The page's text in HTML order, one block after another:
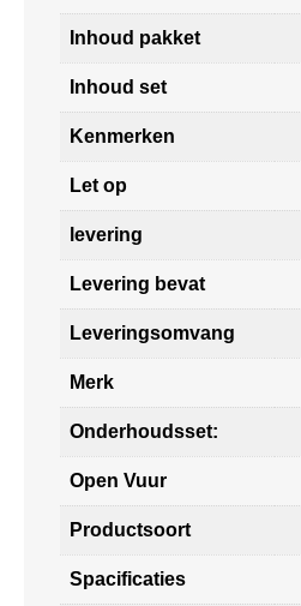
Inhoud pakket
Inhoud set
Kenmerken
Let op
levering
Levering bevat
Leveringsomvang
Merk
Onderhoudsset:
Open Vuur
Productsoort
Spacificaties